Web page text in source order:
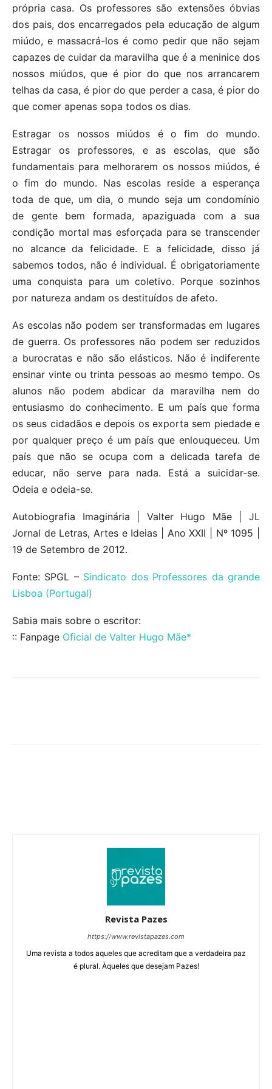
própria casa. Os professores são extensões óbvias
dos pais, dos encarregados pela educação de algum
miúdo, e massacrá-los é como pedir que não sejam
capazes de cuidar da maravilha que é a meninice dos
nossos miúdos, que é pior do que nos arrancarem
telhas da casa, é pior do que perder a casa, é pior do
que comer apenas sopa todos os dias.
Estragar os nossos miúdos é o fim do mundo.
Estragar os professores, e as escolas, que são
fundamentais para melhorarem os nossos miúdos, é
o fim do mundo. Nas escolas reside a esperança
toda de que, um dia, o mundo seja um condomínio
de gente bem formada, apaziguada com a sua
condição mortal mas esforçada para se transcender
no alcance da felicidade. E a felicidade, disso já
sabemos todos, não é individual. É obrigatoriamente
uma conquista para um coletivo. Porque sozinhos
por natureza andam os destituídos de afeto.
As escolas não podem ser transformadas em lugares
de guerra. Os professores não podem ser reduzidos
a burocratas e não são elásticos. Não é indiferente
ensinar vinte ou trinta pessoas ao mesmo tempo. Os
alunos não podem abdicar da maravilha nem do
entusiasmo do conhecimento. E um país que forma
os seus cidadãos e depois os exporta sem piedade e
por qualquer preço é um país que enlouqueceu. Um
país que não se ocupa com a delicada tarefa de
educar, não serve para nada. Está a suicidar-se.
Odeia e odeia-se.
Autobiografia Imaginária | Valter Hugo Mãe | JL
Jornal de Letras, Artes e Ideias | Ano XXII | Nº 1095 |
19 de Setembro de 2012.
Fonte: SPGL – Sindicato dos Professores da grande
Lisboa (Portugal)
Sabia mais sobre o escritor:
:: Fanpage Oficial de Valter Hugo Mãe*
Revista Pazes
https://www.revistapazes.com
Uma revista a todos aqueles que acreditam que a verdadeira paz
é plural. Àqueles que desejam Pazes!